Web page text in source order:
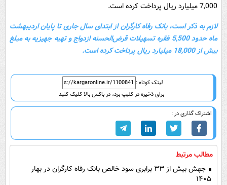
7,000 میلیارد ریال پرداخت کرده است.
لازم به ذکر است، بانک رفاه کارگران از ابتدای سال جاری تا پایان اردیبهشت
ماه حدود 5,500 فقره تسهیلات قرض‌الحسنه ازدواج و تهیه جهیزیه به مبلغ
بیش از 18,000 میلیارد ریال پرداخت کرده است.
لینک کوتاه :
برای ذخیره در کلیپ برد، در باکس بالا کلیک کنید
اشتراک گذاری در :
مطالب مرتبط
جهش بیش از ۳۳ برابری سود خالص بانک رفاه کارگران در بهار
۱۴۰۵